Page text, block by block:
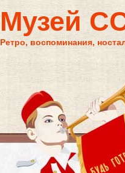
Музей
Ретро, воспоминания,